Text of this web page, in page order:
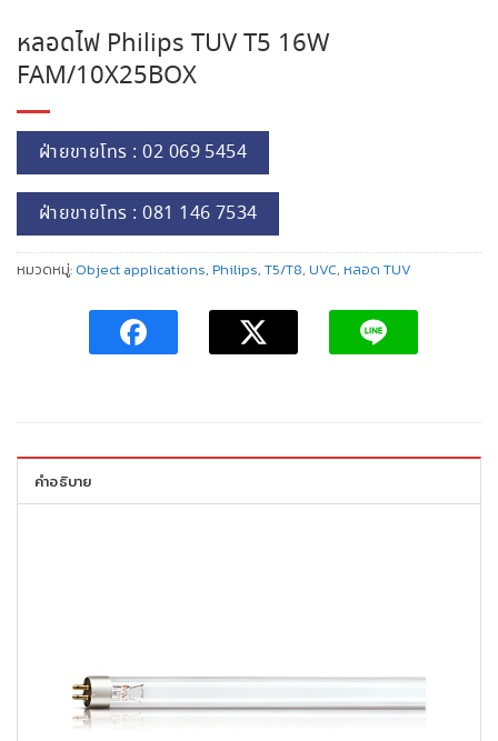
หลอดไฟ Philips TUV T5 16W
FAM/10X25BOX
ฝ่ายขายโทร : 02 069 5454
ฝ่ายขายโทร : 081 146 7534
หมวดหมู่: Object applications, Philips, T5/T8, UVC, หลอด TUV
คำอธิบาย